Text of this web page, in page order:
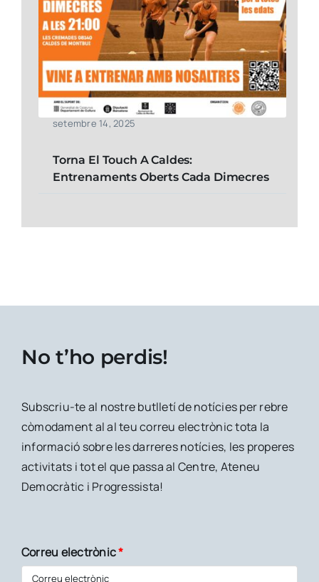
setembre 14, 2025
Torna El Touch A Caldes:
Entrenaments Oberts Cada Dimecres
No t’ho perdis!
Subscriu-te al nostre butlletí de notícies per rebre
còmodament al al teu correu electrònic tota la
informació sobre les darreres notícies, les properes
activitats i tot el que passa al Centre, Ateneu
Democràtic i Progressista!
Correu electrònic*